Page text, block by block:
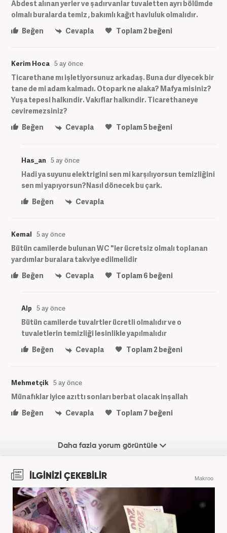
Abdest alınan yerler ve şadırvanlar tuvaletten ayrı bölümde
olmalı buralarda temiz , bakımlı kağıt havluluk olmalıdır.
Beğen
Cevapla Toplam2beğeni
Kerim Hoca 5 ay önce
Ticarethane mı işletiyorsunuz arkadaş. Buna dur diyecek bir
tane de mi adam kalmadı. Otopark ne alaka? Mafya misiniz?
Yuşa tepesi halkındir. Vakıflar halkındir. Ticarethaneye
ceviremezsiniz?
Beğen
Cevapla Toplam5beğeni
Has_an 5 ay önce
Hadi ya suyunu elektrigini sen mi karşılıyorsun temizliğini
sen mi yapıyorsun?Nasıl dönecek bu çark.
Beğen
Cevapla
Kemal 5 ay önce
Bütün camilerde bulunan WC "ler ücretsiz olmalı toplanan
yardımlar buralara takviye edilmelidir
Beğen
Cevapla Toplam6 beğeni
Alp 5 ay önce
Bütün camilerde tuvalrtler ücretli olmalıdır ve o
tuvaletlerin temizliği lesinlikle yapılmalıdır
Beğen
Cevapla Toplam2beğeni
Mehmetçik 5 ay önce
Münafıklar iyice azıttı sonları berbat olacak inşallah
Beğen
Cevapla Toplam7 beğeni
Daha fazla yorum görüntüle
İLGİNİZİ ÇEKEBİLİR Makroo